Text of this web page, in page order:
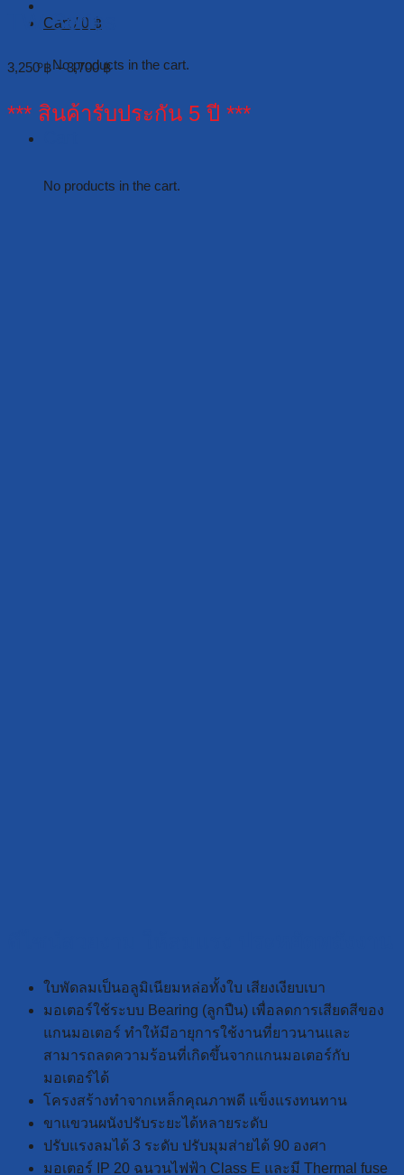
Cart / 0 ฿
No products in the cart.
No products in the cart.
TW Series
3,250฿–3,700฿
*** สินค้ารับประกัน 5 ปี ***
ใบพัดลมเป็นอลูมิเนียมหล่อทั้งใบ เสียงเงียบเบา
มอเตอร์ใช้ระบบ Bearing (ลูกปืน) เพื่อลดการเสียดสีของ
แกนมอเตอร์ ทำให้มีอายุการใช้งานที่ยาวนานและ
สามารถลดความร้อนที่เกิดขึ้นจากแกนมอเตอร์กับ
มอเตอร์ได้
โครงสร้างทำจากเหล็กคุณภาพดี แข็งแรงทนทาน
ขาแขวนผนังปรับระยะได้หลายระดับ
ปรับแรงลมได้ 3 ระดับ ปรับมุมส่ายได้ 90 องศา
มอเตอร์ IP 20 ฉนวนไฟฟ้า Class E และมี Thermal fuse